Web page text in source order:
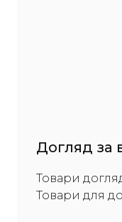
Догляд за
Товари
Товари для